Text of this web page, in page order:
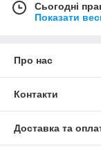
Сьогодні
Показати
Про нас
Контакти
Доставка та